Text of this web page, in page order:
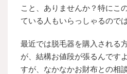
こと、ありませんか？特にこ
ている人もいらっしゃるので
最近では脱毛器を購入される
が、結構お値段が張るんです
すが、なかなかお財布との相